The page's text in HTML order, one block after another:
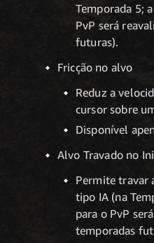
Temporada 5;
PvP será
futuras).
Fricção no alvo
Reduz a
cursor sobre
Disponível
Alvo Travado no
Permite travar
tipo IA (na
para o PvP
temporadas